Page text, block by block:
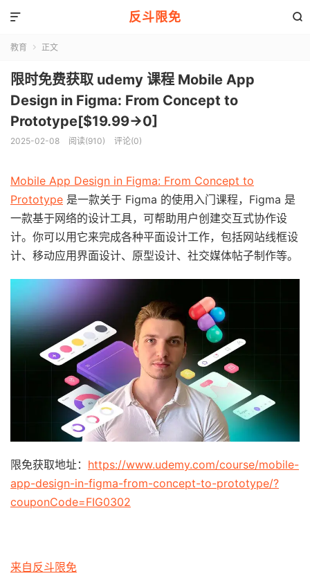
反斗限免 

教育  正文
限时免费获取 udemy 课程 Mobile App
Design in Figma: From Concept to
Prototype[$19.99→0]
2025-02-08 阅读(910) 评论(0)
Mobile App Design in Figma: From Concept to
Prototype 是一款关于 Figma 的使用入门课程，Figma 是
一款基于网络的设计工具，可帮助用户创建交互式协作设
计。你可以用它来完成各种平面设计工作，包括网站线框设
计、移动应用界面设计、原型设计、社交媒体帖子制作等。
限免获取地址： https://www.udemy.com/course/mobile-
app-design-in-figma-from-concept-to-prototype/?
couponCode=FIG0302
来自反斗限免